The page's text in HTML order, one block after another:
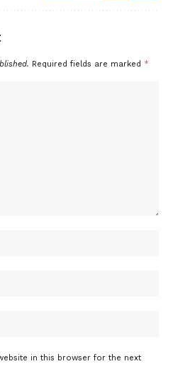
Required fields are marked *
in this browser for the next